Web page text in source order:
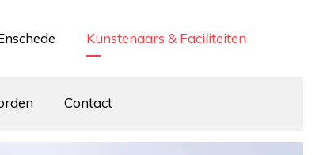
Kunstenaars & Faciliteiten
Contact